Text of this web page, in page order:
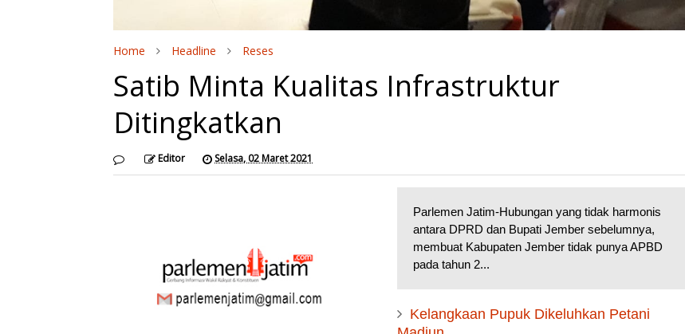
Home Headline Reses
Satib Minta Kualitas Infrastruktur
Ditingkatkan
Editor Selasa, 02 Maret 2021
Parlemen Jatim-Hubungan yang tidak harmonis
antara DPRD dan Bupati Jember sebelumnya,
membuat Kabupaten Jember tidak punya APBD
pada tahun 2...
Kelangkaan Pupuk Dikeluhkan Petani